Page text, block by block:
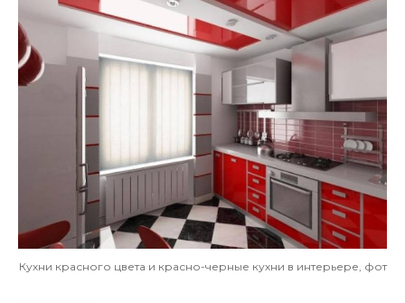
Кухни красного цвета и красно-черные кухни в интерьере, фот